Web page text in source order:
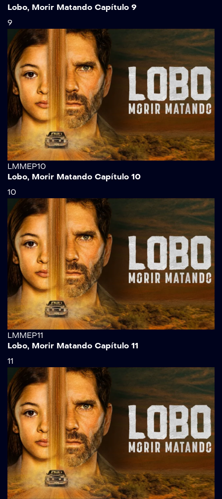
Lobo, Morir Matando Capítulo 9
9
LMMEP10
Lobo, Morir Matando Capítulo 10
10
LMMEP11
Lobo, Morir Matando Capítulo 11
11